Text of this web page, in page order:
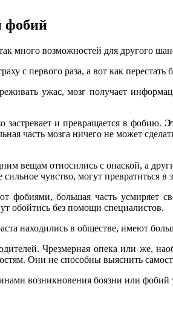
фобий
много возможностей для другого
с первого раза, а вот как
ужас, мозг получает
застревает и превращается в фобию.
часть мозга ничего не может
вещам относились с опаской, а
чувство, могут превратиться в
фобиями, большая часть усмиряет
обойтись без помощи специалистов.
находились в обществе, имеют
Чрезмерная опека или же,
Они не способны выяснить
возникновения боязни или фобий